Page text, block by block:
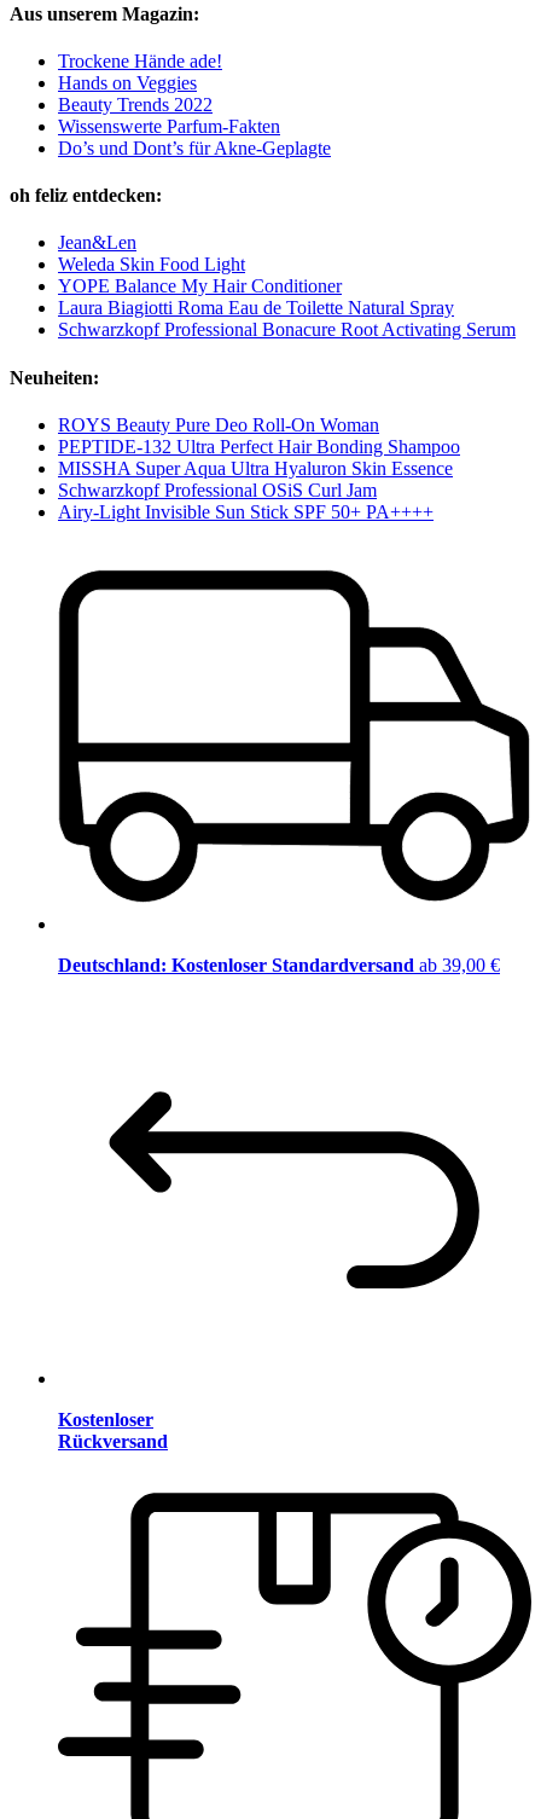
Aus unserem Magazin:
Trockene Hände ade!
Hands on Veggies
Beauty Trends 2022
Wissenswerte Parfum-Fakten
Do’s und Dont’s für Akne-Geplagte
oh feliz entdecken:
Jean&Len
Weleda Skin Food Light
YOPE Balance My Hair Conditioner
Laura Biagiotti Roma Eau de Toilette Natural Spray
Schwarzkopf Professional Bonacure Root Activating Serum
Neuheiten:
ROYS Beauty Pure Deo Roll-On Woman
PEPTIDE-132 Ultra Perfect Hair Bonding Shampoo
MISSHA Super Aqua Ultra Hyaluron Skin Essence
Schwarzkopf Professional OSiS Curl Jam
Airy-Light Invisible Sun Stick SPF 50+ PA++++
Deutschland: Kostenloser Standardversand ab 39,00 €
Kostenloser
Rückversand